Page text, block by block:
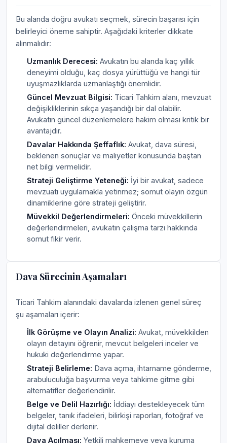
Bu alanda doğru avukatı seçmek, sürecin başarısı için
belirleyici öneme sahiptir. Aşağıdaki kriterler dikkate
alınmalıdır:
Uzmanlık Derecesi: Avukatın bu alanda kaç yıllık
deneyimi olduğu, kaç dosya yürüttüğü ve hangi tür
uyuşmazlıklarda uzmanlaştığı önemlidir.
Güncel Mevzuat Bilgisi: Ticari Tahkim alanı, mevzuat
değişikliklerinin sıkça yaşandığı bir dal olabilir.
Avukatın güncel düzenlemelere hakim olması kritik bir
avantajdır.
Davalar Hakkında Şeffaflık: Avukat, dava süresi,
beklenen sonuçlar ve maliyetler konusunda baştan
net bilgi vermelidir.
Strateji Geliştirme Yeteneği: İyi bir avukat, sadece
mevzuatı uygulamakla yetinmez; somut olayın özgün
dinamiklerine göre strateji geliştirir.
Müvekkil Değerlendirmeleri: Önceki müvekkillerin
değerlendirmeleri, avukatın çalışma tarzı hakkında
somut fikir verir.
Dava Sürecinin Aşamaları
Ticari Tahkim alanındaki davalarda izlenen genel süreç
şu aşamaları içerir:
İlk Görüşme ve Olayın Analizi: Avukat, müvekkilden
olayın detayını öğrenir, mevcut belgeleri inceler ve
hukuki değerlendirme yapar.
Strateji Belirleme: Dava açma, ihtarname gönderme,
arabuluculuğa başvurma veya tahkime gitme gibi
alternatifler değerlendirilir.
Belge ve Delil Hazırlığı: İddiayı destekleyecek tüm
belgeler, tanık ifadeleri, bilirkişi raporları, fotoğraf ve
dijital deliller derlenir.
Dava Açılması: Yetkili mahkemeye veya kuruma